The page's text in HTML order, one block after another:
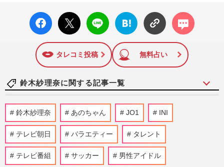
陣の執筆記事を配信するほか、女性週刊誌『週刊女性』の誌
面に掲載された記事から、インターネット利用者層にとって
特に関心の高い題材の記事を、WEB向けにリライトして配信
しています！
facebo
ok い
X ポス
ト
LINE
はてな
ブック
に追加
コメン
ト
タレコミ投稿 無料占い
鈴木紗理奈に関する記事一覧
『あのちゃんねる』炎上で放送終了…過去
には「SNSミュート騒動」のベッキー
と“共演NG”から関係修復、鈴…
週刊女性PRIME
鈴木紗理奈 あのちゃん JO1 INI
テレビ朝日 バラエティー タレント
テレビ番組 サッカー 男性アイドル